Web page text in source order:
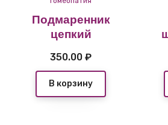
Подмаренник
цепкий
350.00₽
В корзину